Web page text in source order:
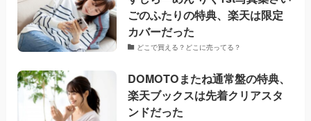
ごのふたりの特典、楽天は限定
カバーだった
どこで買える？どこに売ってる？
DOMOTOまたね通常盤の特典、
楽天ブックスは先着クリアスタ
ンドだった